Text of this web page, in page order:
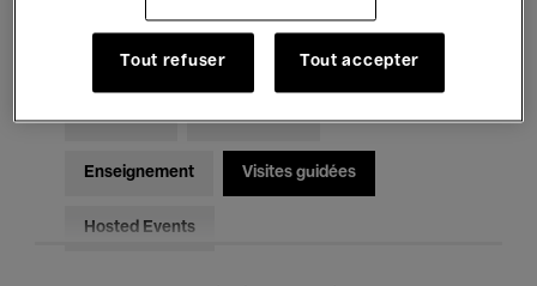
Musique électronique
Pour tous Kids’ Palace
Enseignement Visites guidées
Hosted Events
Tout refuser Tout accepter